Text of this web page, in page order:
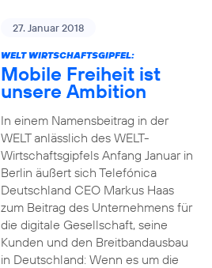
27. Januar 2018
WELT WIRTSCHAFTSGIPFEL:
Mobile Freiheit ist
unsere Ambition
In einem Namensbeitrag in der
WELT anlässlich des WELT-
Wirtschaftsgipfels Anfang Januar in
Berlin äußert sich Telefónica
Deutschland CEO Markus Haas
zum Beitrag des Unternehmens für
die digitale Gesellschaft, seine
Kunden und den Breitbandausbau
in Deutschland: Wenn es um die